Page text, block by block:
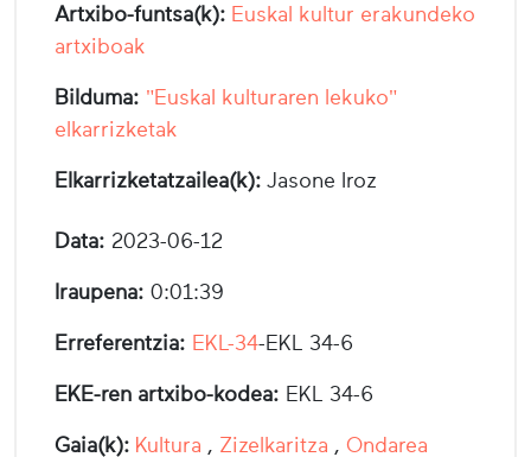
Artxibo-funtsa(k): Euskal kultur erakundeko
artxiboak
Bilduma: "Euskal kulturaren lekuko"
elkarrizketak
Elkarrizketatzailea(k): Jasone Iroz
Data: 2023-06-12
Iraupena: 0:01:39
Erreferentzia: EKL-34-EKL 34-6
EKE-ren artxibo-kodea: EKL 34-6
Gaia(k): Kultura , Zizelkaritza , Ondarea